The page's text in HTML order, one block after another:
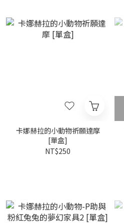
卡娜赫拉的小動物祈願達摩
[單盒]
NT$250